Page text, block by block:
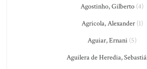
Agostinho, Gilberto (4)
Agricola, Alexander(1)
Aguiar, Ernani (5)
Aguilera de Heredia,